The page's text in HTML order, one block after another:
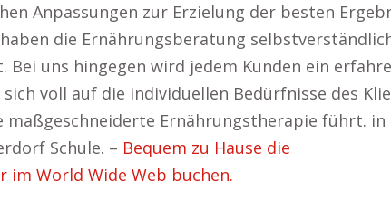
Anpassungen zur Erzielung der besten
die Ernährungsberatung
Bei uns hingegen wird jedem Kunden ein
voll auf die individuellen Bedürfnisse des
Ernährungstherapie führt. in
Schule. – Bequem zu Hause die
im World Wide Web buchen.